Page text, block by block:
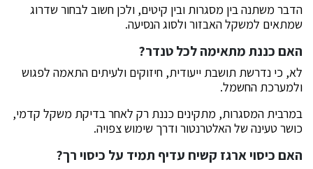
הדבר משתנה בין מסגרות ובין קיטים, ולכן חשוב לבחור שדרוג
שמתאים למשקל האבזור ולסוג הנסיעה.
האם כננת מתאימה לכל טנדר?
לא, כי נדרשת תושבת ייעודית, חיזוקים ולעיתים התאמה לפגוש
ולמערכת החשמל.
במרבית המסגרות, מתקינים כננת רק לאחר בדיקת משקל קדמי,
כושר טעינה של האלטרנטור ודרך שימוש צפויה.
האם כיסוי ארגז קשיח עדיף תמיד על כיסוי רך?